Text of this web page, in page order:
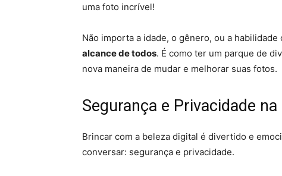
uma foto incrível!
Não importa a idade, o gênero, ou a habilidade
alcance de todos. É como ter um parque de
nova maneira de mudar e melhorar suas fotos.
Segurança e Privacidade na
Brincar com a beleza digital é divertido e
conversar: segurança e privacidade.